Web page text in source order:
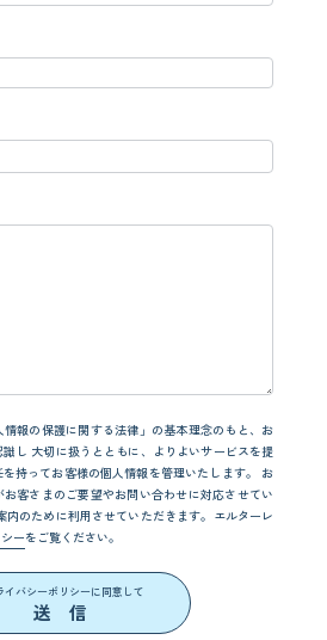
報の保護に関する法律」の基本理念のもと、お
し 大切に扱うとともに、よりよいサービスを提
持ってお客様の個人情報を管理いたします。
お
客さまのご要望やお問い合わせに対応させてい
内のために利用させていただきます。エルターレ
ーをご覧ください。
イバシーポリシーに同意して